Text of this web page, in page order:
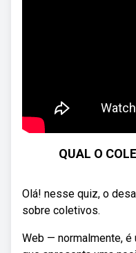
QUAL O
Olá! nesse quiz, o
sobre coletivos.
Web — normalmente, é